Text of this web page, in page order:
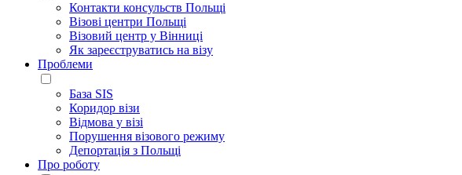
Контакти консульств Польщі
Візові центри Польщі
Візовий центр у Вінниці
Як зареєструватись на візу
Проблеми
База SIS
Коридор візи
Відмова у візі
Порушення візового режиму
Депортація з Польщі
Про роботу